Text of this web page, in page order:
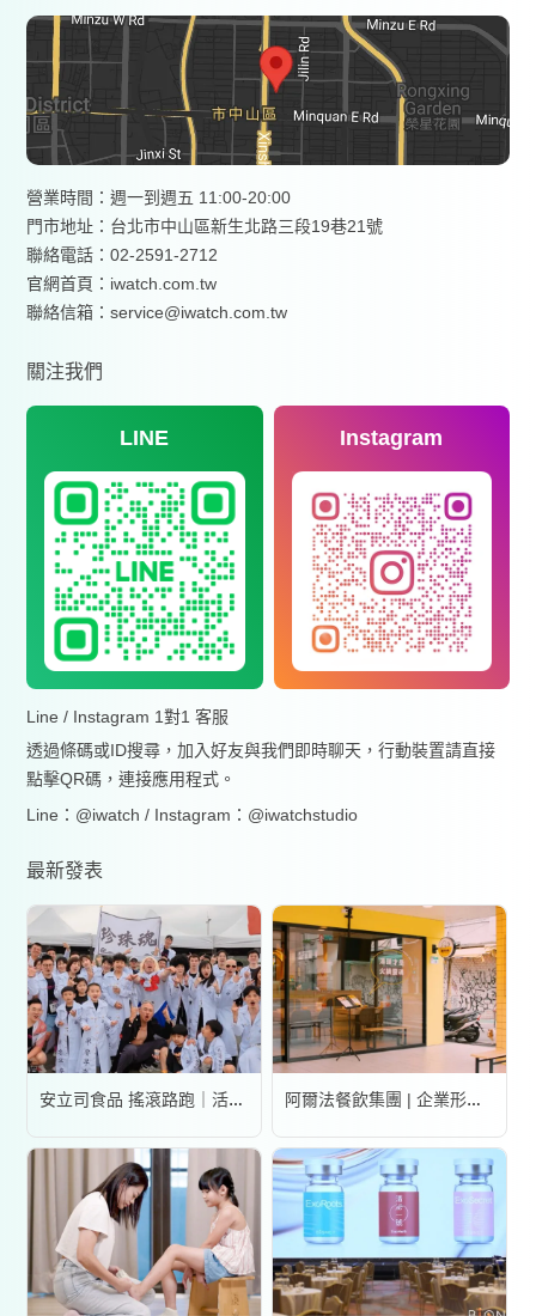
營業時間：週一到週五 11:00-20:00
門市地址：台北市中山區新生北路三段19巷21號
聯絡電話：02-2591-2712
官網首頁： iwatch.com.tw
聯絡信箱：service@iwatch.com.tw
關注我們
LINE Instagram
Line / Instagram 1對1 客服
透過條碼或ID搜尋，加入好友與我們即時聊天，行動裝置請直接
點擊QR碼，連接應用程式。
Line：@iwatch / Instagram：@iwatchstudio
最新發表
安立司食品 搖滾路跑｜活動錄影 阿爾法餐飲集團 | 企業形象宣傳片